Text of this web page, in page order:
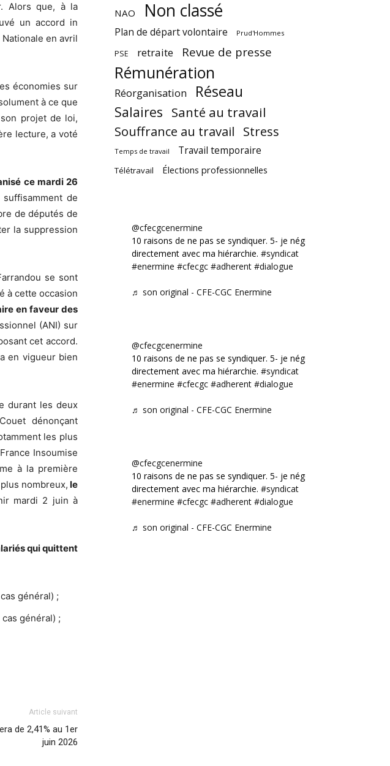
Alors que, à la
un accord in
en avril
économies sur
à ce que
projet de loi,
lecture, a voté
ce mardi 26
de
de députés de
la suppression
se sont
à cette occasion
en faveur des
(ANI) sur
cet accord.
en vigueur bien
durant les deux
dénonçant
les plus
Insoumise
à la première
nombreux, le
mardi 2 juin à
qui quittent
général) ;
général) ;
Article suivant
de 2,41% au 1er
juin 2026
NAO Non classé
Plan de départ volontaire Prud'Hommes
PSE retraite Revue de presse
Rémunération
Réorganisation Réseau
Salaires Santé au travail
Souffrance au travail Stress
Temps de travail Travail temporaire
Télétravail Élections professionnelles
@cfecgcenermine
10 raisons de ne pas se syndiquer. 5- je négocie
directement avec ma hiérarchie. #syndicat
#enermine #cfecgc #adherent #dialogue
♬ son original - CFE-CGC Enermine
@cfecgcenermine
10 raisons de ne pas se syndiquer. 5- je négocie
directement avec ma hiérarchie. #syndicat
#enermine #cfecgc #adherent #dialogue
♬ son original - CFE-CGC Enermine
@cfecgcenermine
10 raisons de ne pas se syndiquer. 5- je négocie
directement avec ma hiérarchie. #syndicat
#enermine #cfecgc #adherent #dialogue
♬ son original - CFE-CGC Enermine